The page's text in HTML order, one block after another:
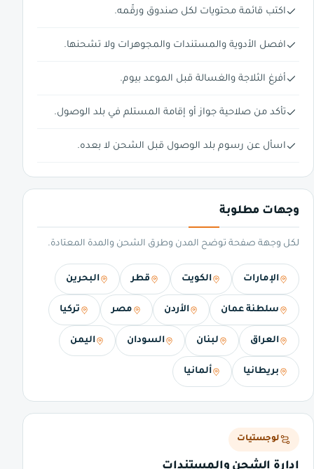
اكتب قائمة محتويات لكل صندوق ورقّمه.
افصل الأدوية والمستندات والمجوهرات ولا تشحنها.
أفرغ الثلاجة والغسالة قبل الموعد بيوم.
تأكد من صلاحية جواز أو إقامة المستلم في بلد الوصول.
اسأل عن رسوم بلد الوصول قبل الشحن لا بعده.
وجهات مطلوبة
لكل وجهة صفحة توضح المدن وطرق الشحن والمدة المعتادة.
الإمارات الكويت قطر البحرين
سلطنة عمان الأردن مصر تركيا
العراق لبنان السودان اليمن
بريطانيا ألمانيا
لوجستيات